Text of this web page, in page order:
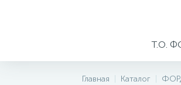
Т.О.
Главная Каталог